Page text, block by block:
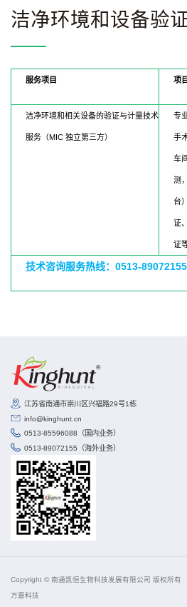
洁净环境和设备验
服务项目 项
洁净环境和相关设备的验证与计量技术
服务（MIC 独立第三方）
专
手
车
测
台
证
证
技术咨询服务热线：0513-89072155
江苏省南通市崇川区兴福路29号1栋
info@kinghunt.cn
0513-85596088（国内业务）
0513-89072155（海外业务）
Copyright © 南通凯恒生物科技发展有限公司 版权所有
万嘉科技